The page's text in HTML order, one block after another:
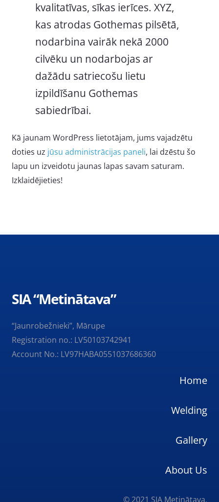
kvalitatīvas, sīkas ierīces. XYZ,
kas atrodas Gothemas pilsētā,
nodarbina vairāk nekā 2000
cilvēku un nodarbojas ar
dažādu satriecošu lietu
izpildīšanu Gothemas
sabiedrībai.
Kā jaunam WordPress lietotājam, jums vajadzētu
doties uz jūsu administrācijas paneli, lai dzēstu šo
lapu un izveidotu jaunas lapas savam saturam.
Izklaidējieties!
SIA “Metinātava”
“Jaunrobežnieki”, Mārupe
Registration no.: LV50103742941
Account No.: LV97HABA0551037686360
Home
Welding
Gallery
About Us
© 2021 SIA Metinātava,